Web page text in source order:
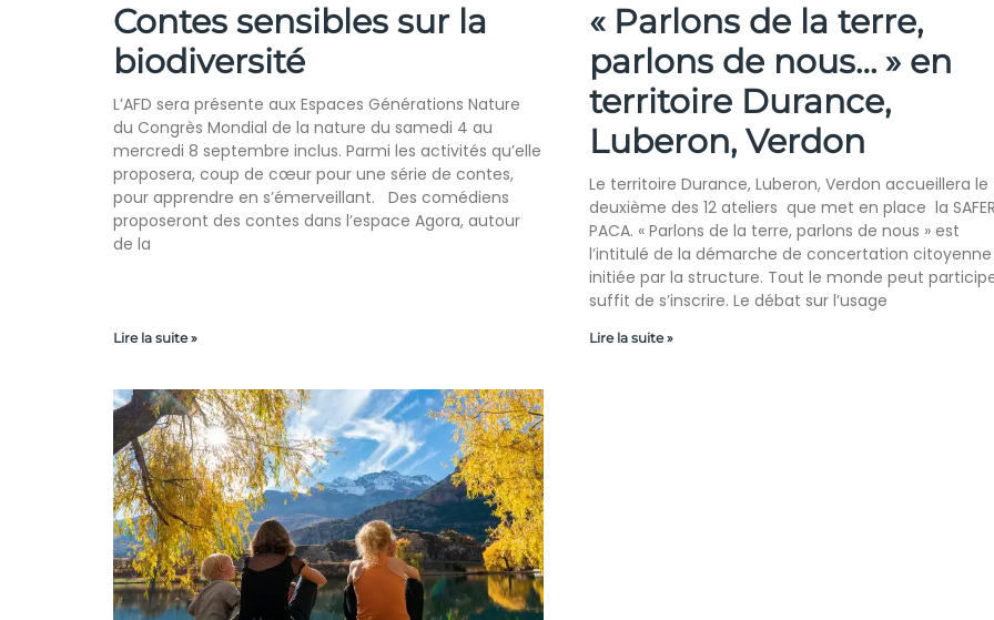
Contes sensibles sur la
biodiversité
L’AFD sera présente aux Espaces Générations Nature
du Congrès Mondial de la nature du samedi 4 au
mercredi 8 septembre inclus. Parmi les activités qu’elle
proposera, coup de cœur pour une série de contes,
pour apprendre en s’émerveillant. Des comédiens
proposeront des contes dans l’espace Agora, autour
de la
Lire la suite »
« Parlons de la terre,
parlons de nous… » en
territoire Durance,
Luberon, Verdon
Le territoire Durance, Luberon, Verdon accueillera le
deuxième des 12 ateliers que met en place la
PACA. « Parlons de la terre, parlons de nous » est
l’intitulé de la démarche de concertation citoyenne
initiée par la structure. Tout le monde peut
suffit de s’inscrire. Le débat sur l’usage
Lire la suite »